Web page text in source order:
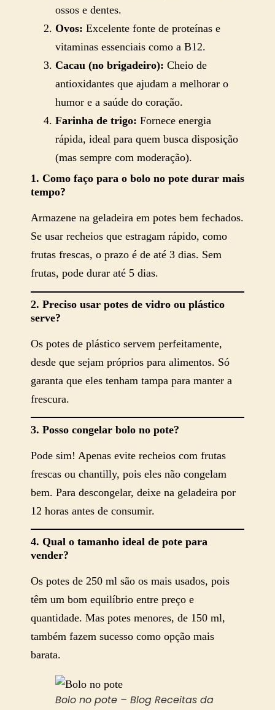
ossos e dentes.
Ovos: Excelente fonte de proteínas e
vitaminas essenciais como a B12.
Cacau (no brigadeiro): Cheio de
antioxidantes que ajudam a melhorar o
humor e a saúde do coração.
Farinha de trigo: Fornece energia
rápida, ideal para quem busca disposição
(mas sempre com moderação).
1. Como faço para o bolo no pote durar mais
tempo?
Armazene na geladeira em potes bem fechados.
Se usar recheios que estragam rápido, como
frutas frescas, o prazo é de até 3 dias. Sem
frutas, pode durar até 5 dias.
2. Preciso usar potes de vidro ou plástico
serve?
Os potes de plástico servem perfeitamente,
desde que sejam próprios para alimentos. Só
garanta que eles tenham tampa para manter a
frescura.
3. Posso congelar bolo no pote?
Pode sim! Apenas evite recheios com frutas
frescas ou chantilly, pois eles não congelam
bem. Para descongelar, deixe na geladeira por
12 horas antes de consumir.
4. Qual o tamanho ideal de pote para
vender?
Os potes de 250 ml são os mais usados, pois
têm um bom equilíbrio entre preço e
quantidade. Mas potes menores, de 150 ml,
também fazem sucesso como opção mais
barata.
Bolo no pote – Blog Receitas da